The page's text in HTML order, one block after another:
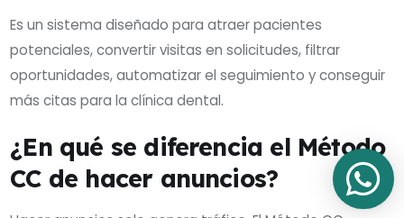
Es un sistema diseñado para atraer pacientes
potenciales, convertir visitas en solicitudes, filtrar
oportunidades, automatizar el seguimiento y conseguir
más citas para la clínica dental.
¿En qué se diferencia el Método
CC de hacer anuncios?